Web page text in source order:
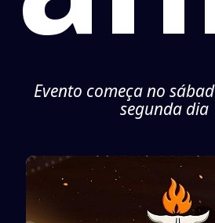
Evento começa no
segunda dia